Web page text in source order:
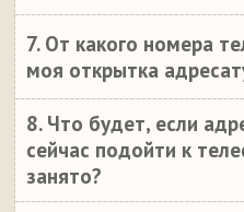
7. От какого номера
моя открытка
8. Что будет, если
сейчас подойти к
занято?